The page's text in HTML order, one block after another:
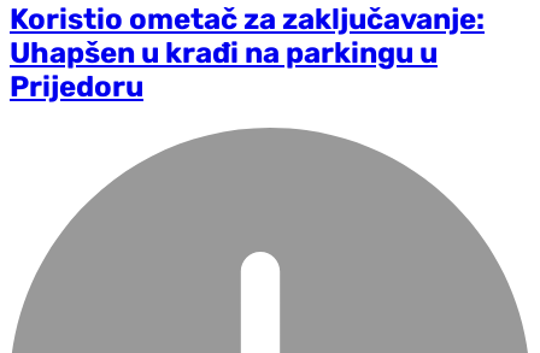
Koristio ometač za zaključavanje:
Uhapšen u krađi na parkingu u
Prijedoru